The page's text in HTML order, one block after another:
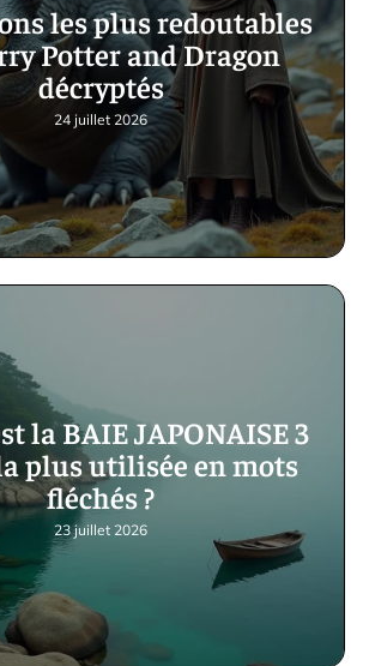
les plus redoutables
Potter and Dragon
décryptés
24 juillet 2026
la BAIE JAPONAISE 3
plus utilisée en mots
fléchés ?
23 juillet 2026